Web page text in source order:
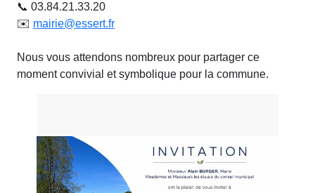
📞 03.84.21.33.20
✉️ mairie@essert.fr
Nous vous attendons nombreux pour partager ce
moment convivial et symbolique pour la commune.